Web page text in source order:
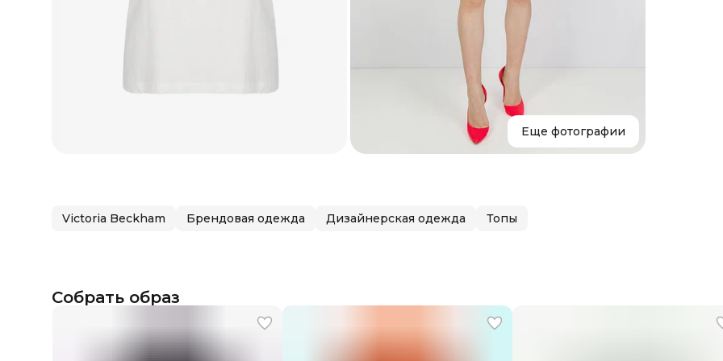
Еще фотографии
Victoria Beckham Брендовая одежда Дизайнерская одежда Топы
Собрать образ